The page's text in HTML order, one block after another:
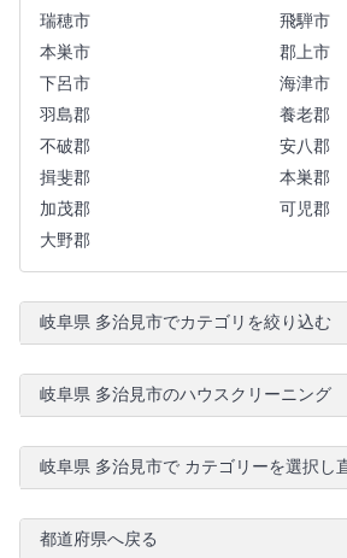
瑞穂市
飛騨市
本巣市
郡上市
下呂市
海津市
羽島郡
養老郡
不破郡
安八郡
揖斐郡
本巣郡
加茂郡
可児郡
大野郡
岐阜県 多治見市でカテゴリを絞り込む
岐阜県 多治見市のハウスクリーニング
岐阜県 多治見市で カテゴリーを選択し
都道府県へ戻る